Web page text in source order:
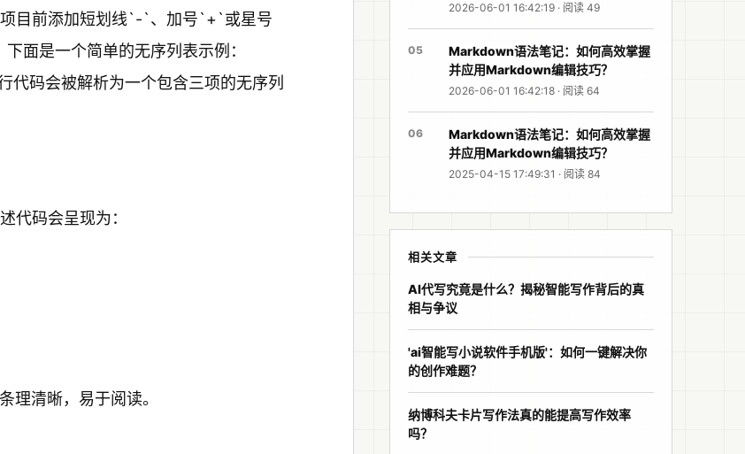
目前添加短划线`-`、加号`+`或星号
面是一个简单的无序列表示例：
码会被解析为一个包含三项的无序列
代码会呈现为：
理清晰，易于阅读。
2026-06-01 16:42:19 · 阅读 49
05
Markdown语法笔记：如何高效掌握
并应用Markdown编辑技巧？
2026-06-01 16:42:18 · 阅读 64
06
Markdown语法笔记：如何高效掌握
并应用Markdown编辑技巧？
2025-04-15 17:49:31 · 阅读 84
相关文章
AI代写究竟是什么？揭秘智能写作背后的真
相与争议
'ai智能写小说软件手机版'：如何一键解决你
的创作难题？
纳博科夫卡片写作法真的能提高写作效率
吗？